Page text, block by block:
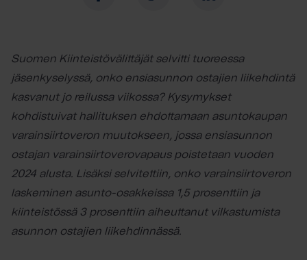
Suomen Kiinteistövälittäjät selvitti tuoreessa
jäsenkyselyssä, onko ensiasunnon ostajien liikehdintä
kasvanut jo reilussa viikossa? Kysymykset
kohdistuivat hallituksen ehdottamaan asuntokaupan
varainsiirtoveron muutokseen, jossa ensiasunnon
ostajan varainsiirtoverovapaus poistetaan vuoden
2024 alusta. Lisäksi selvitettiin, onko varainsiirtoveron
laskeminen asunto-osakkeissa 1,5 prosenttiin ja
kiinteistössä 3 prosenttiin aiheuttanut vilkastumista
asunnon ostajien liikehdinnässä.